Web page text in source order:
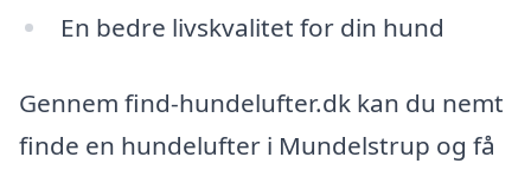
En bedre livskvalitet for din hund
Gennem find-hundelufter.dk kan du nemt
finde en hundelufter i Mundelstrup og få